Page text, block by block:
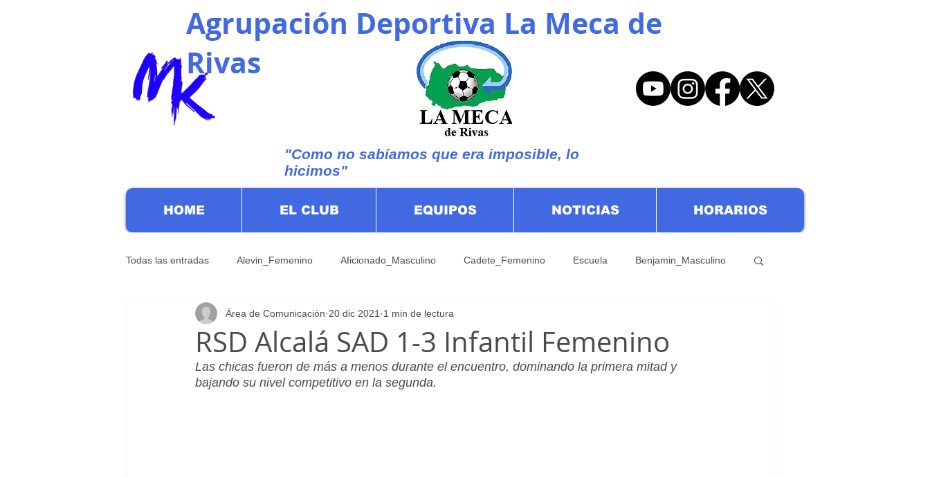
Agrupación Deportiva La Meca de
Rivas
"Como no sabíamos que era imposible, lo
hicimos"
HOME EL CLUB EQUIPOS NOTICIAS HORARIOS
Todas las entradas Alevin_Femenino Aficionado_Masculino Cadete_Femenino Escuela Benjamin_Masculino
Infantil_Femenino Patrocinadores Juvenil_Femenino
Cadete_Masculino Club Juvenil_Masculino Alevin_Masculino Psicología
RSD Alcalá SAD 1-3 Infantil Femenino
Área de Comunicación 20 dic 2021 1 min de lectura
Las chicas fueron de más a menos durante el encuentro, dominando la primera mitad y
bajando su nivel competitivo en la segunda.